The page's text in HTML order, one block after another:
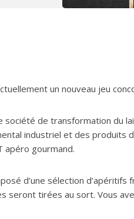
un nouveau jeu
de transformation du
industriel et des produits
apéro gourmand.
d’une sélection
seront tirées au sort. Vous